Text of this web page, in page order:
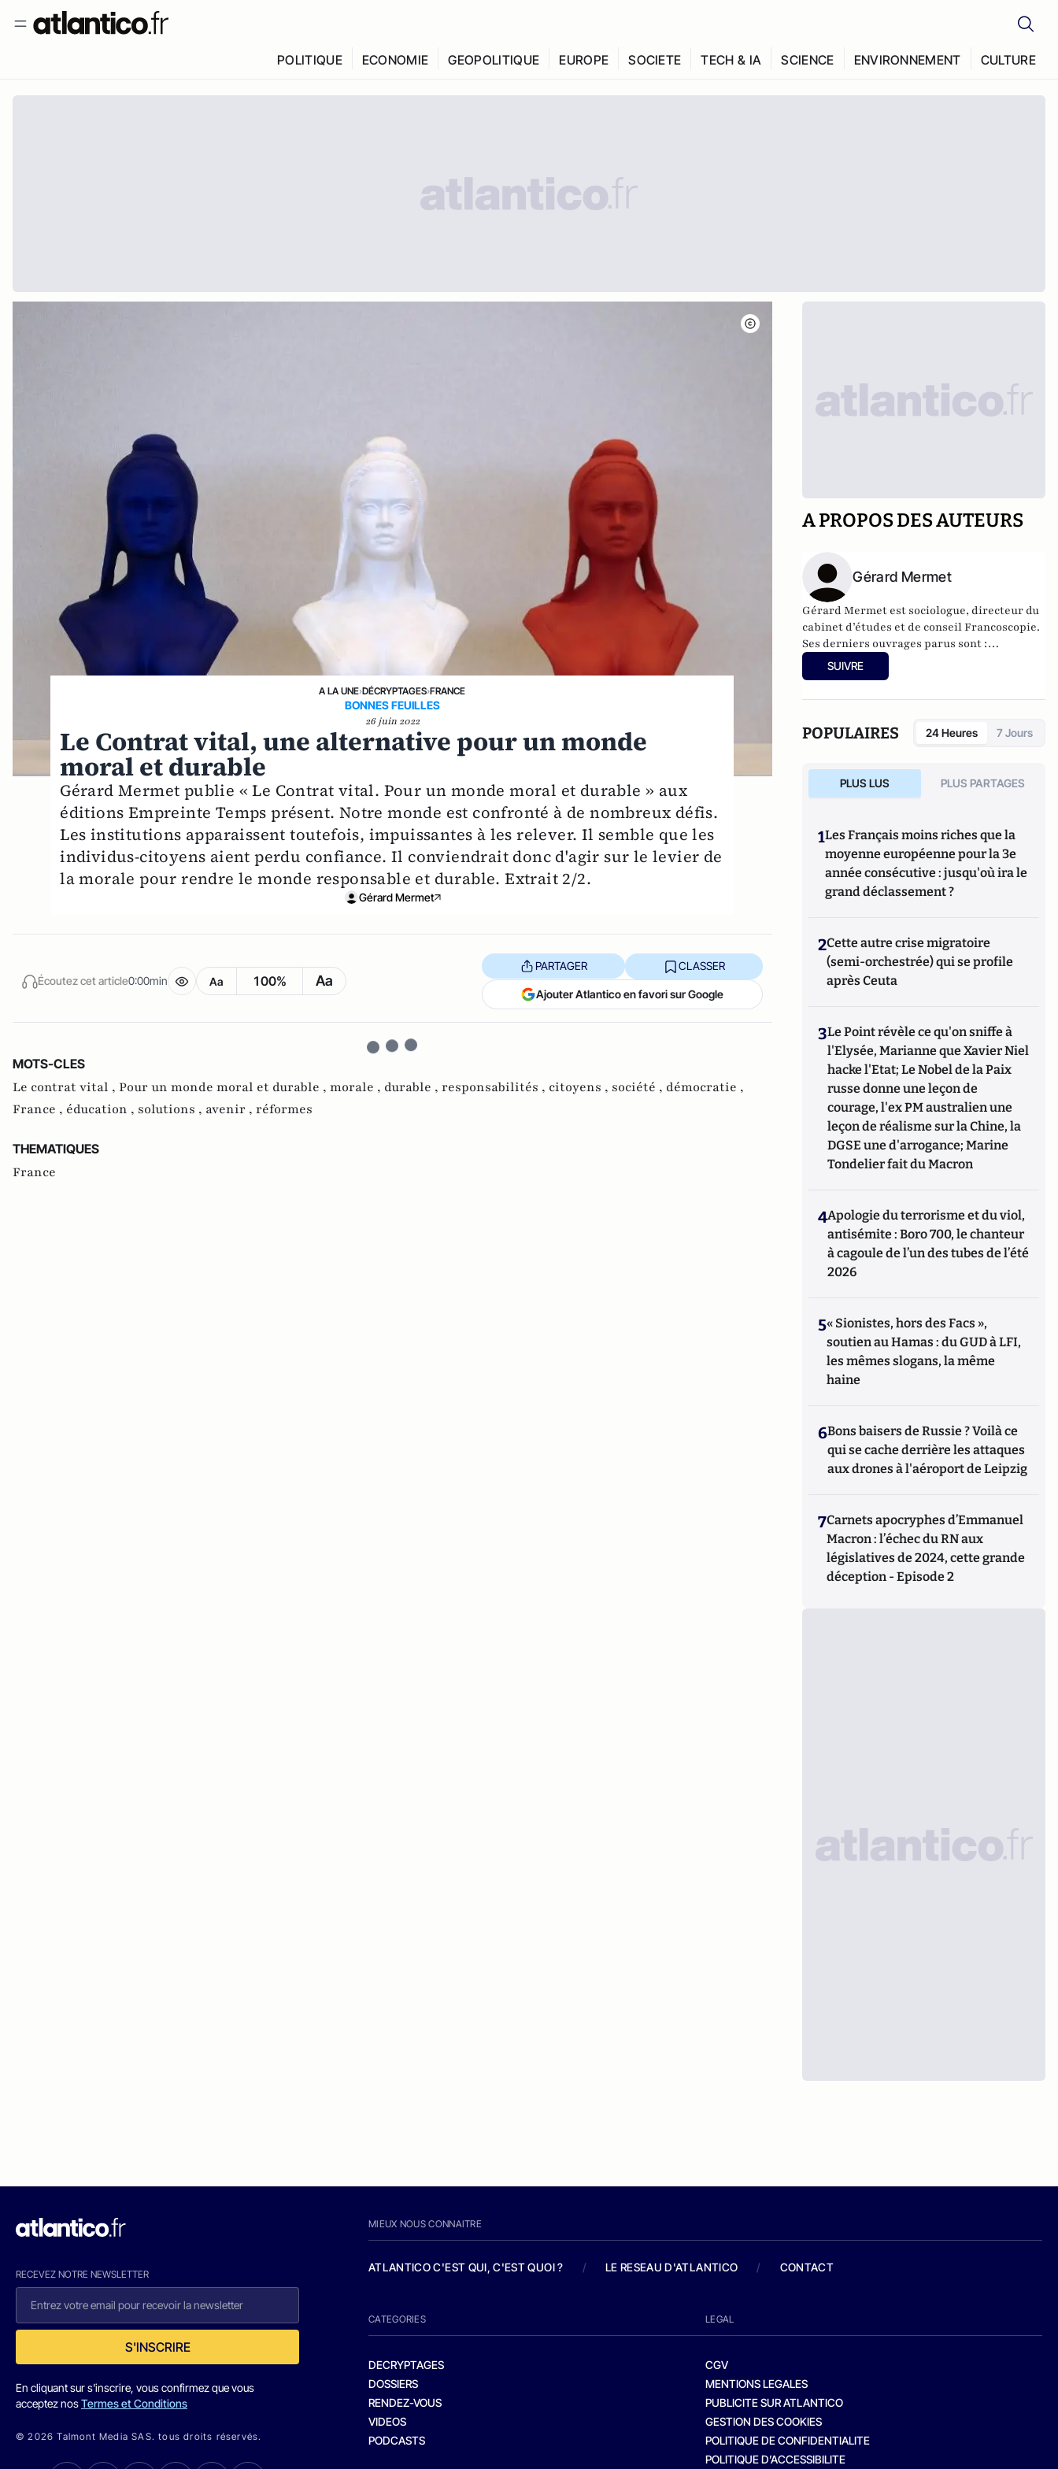
POLITIQUE ECONOMIE GEOPOLITIQUE EUROPE SOCIETE TECH & IA SCIENCE ENVIRONNEMENT CULTURE
A LA UNE›DÉCRYPTAGES›FRANCE
BONNES FEUILLES
26 juin 2022
Le Contrat vital, une alternative pour un monde
moral et durable
Gérard Mermet publie « Le Contrat vital. Pour un monde moral et durable » aux
éditions Empreinte Temps présent. Notre monde est confronté à de nombreux défis.
Les institutions apparaissent toutefois, impuissantes à les relever. Il semble que les
individus-citoyens aient perdu confiance. Il conviendrait donc d'agir sur le levier de
la morale pour rendre le monde responsable et durable. Extrait 2/2.
Gérard Mermet
Écoutez cet article0:00min Aa 100% Aa
PARTAGER CLASSER
Ajouter Atlantico en favori sur Google
MOTS-CLES
Le contrat vital , Pour un monde moral et durable , morale , durable , responsabilités , citoyens , société , démocratie ,
France , éducation , solutions , avenir , réformes
THEMATIQUES
France
A PROPOS DES AUTEURS
Gérard Mermet
Gérard Mermet est sociologue, directeur du
cabinet d’études et de conseil Francoscopie.
Ses derniers ouvrages parus sont :
Francoscopie 2030 (Nous, aujourd’hui et
demain), Larousse, 2018.
vital (Pour un monde moral et durable)
Empreinte Temps présent, 2022.
Éditions, 2024.
SUIVRE
POPULAIRES 24 Heures 7 Jours
PLUS LUS PLUS PARTAGES
1Les Français moins riches que la
moyenne européenne pour la 3e
année consécutive : jusqu'où ira le
grand déclassement ?
2Cette autre crise migratoire
(semi-orchestrée) qui se profile
après Ceuta
3Le Point révèle ce qu'on sniffe à
l'Elysée, Marianne que Xavier Niel
hacke l'Etat; Le Nobel de la Paix
russe donne une leçon de
courage, l'ex PM australien une
leçon de réalisme sur la Chine, la
DGSE une d'arrogance; Marine
Tondelier fait du Macron
4Apologie du terrorisme et du viol,
antisémite : Boro 700, le chanteur
à cagoule de l’un des tubes de l’été
2026
5« Sionistes, hors des Facs »,
soutien au Hamas : du GUD à LFI,
les mêmes slogans, la même
haine
6Bons baisers de Russie ? Voilà ce
qui se cache derrière les attaques
aux drones à l'aéroport de Leipzig
7Carnets apocryphes d’Emmanuel
Macron : l’échec du RN aux
législatives de 2024, cette grande
déception - Episode 2
RECEVEZ NOTRE NEWSLETTER
S'INSCRIRE
En cliquant sur s'inscrire, vous confirmez que vous
acceptez nosTermes et Conditions
© 2026 Talmont Media SAS. tous droits réservés.
MIEUX NOUS CONNAITRE
ATLANTICO C'EST QUI, C'EST QUOI ? / LE RESEAU D'ATLANTICO / CONTACT
CATEGORIES
DECRYPTAGES
DOSSIERS
RENDEZ-VOUS
VIDEOS
PODCASTS
LEGAL
CGV
MENTIONS LEGALES
PUBLICITE SUR ATLANTICO
GESTION DES COOKIES
POLITIQUE DE CONFIDENTIALITE
POLITIQUE D’ACCESSIBILITE